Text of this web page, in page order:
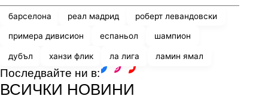
барселона реал мадрид роберт левандовски
примера дивисион еспаньол шампион
дубъл ханзи флик ла лига ламин ямал
Последвайте ни в:
ВСИЧКИ НОВИНИ